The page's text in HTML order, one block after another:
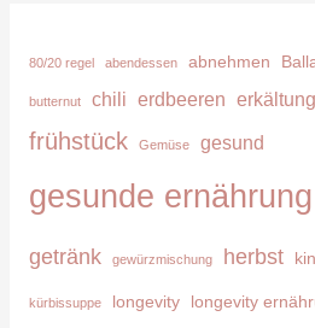
n
n
a
c
:
80/20 regel abendessen abnehmen
butternut chili erdbeeren erkältung
frühstück Gemüse gesund
gesunde ernährung
getränk gewürzmischung herbst
kürbissuppe longevity longevity